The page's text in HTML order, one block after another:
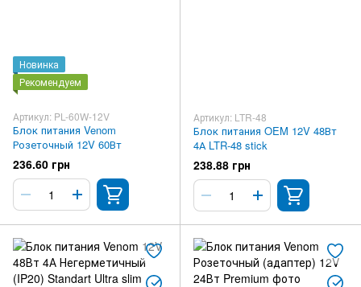
Новинка
Рекомендуем
Артикул: PL-60W-12V
Блок питания Venom
Розеточный 12V 60Вт
236.60 грн
Артикул: LTR-48
Блок питания OEM 12V 48Вт
4А LTR-48 stick
238.88 грн